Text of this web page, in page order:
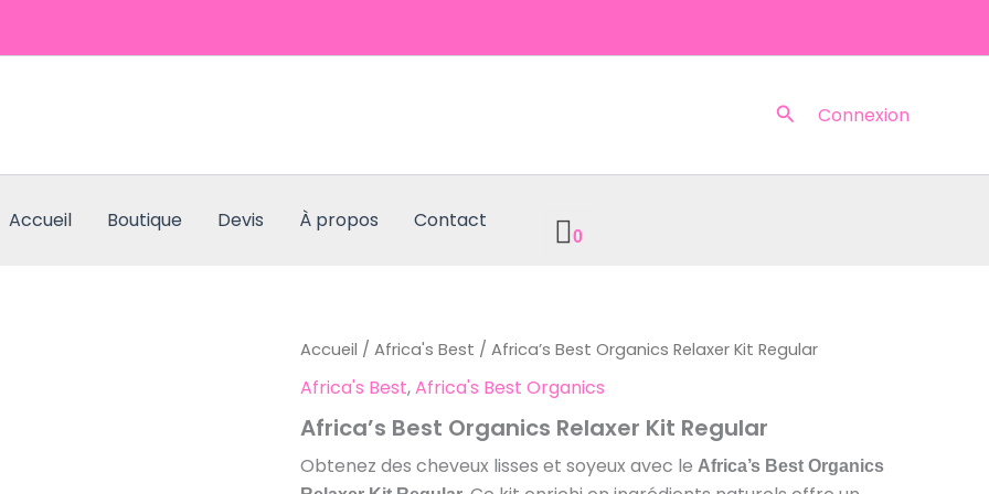
Rechercher
Connexion
Accueil Boutique Devis À propos Contact
0
Accueil / Africa's Best / Africa’s Best Organics Relaxer Kit Regular
Africa's Best,Africa's Best Organics
Africa’s Best Organics Relaxer Kit Regular
Obtenez des cheveux lisses et soyeux avec le Africa’s Best Organics
quantité
Africa's
Organics
Relaxer